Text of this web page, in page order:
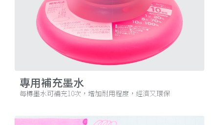
專用補充墨水
每樽墨水可補充10次，增加耐用程度，經濟又環保